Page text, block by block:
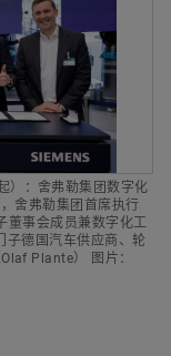
has been
Order now
）：舍弗勒集团数字化
舍弗勒集团首席执行
董事会成员兼数字化工
子德国汽车供应商、轮
Plante） 图片：